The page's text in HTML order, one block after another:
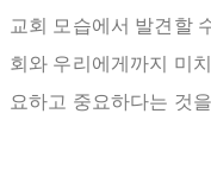
교회 모습에서 발견할
회와 우리에게까지 미
요하고 중요하다는 것